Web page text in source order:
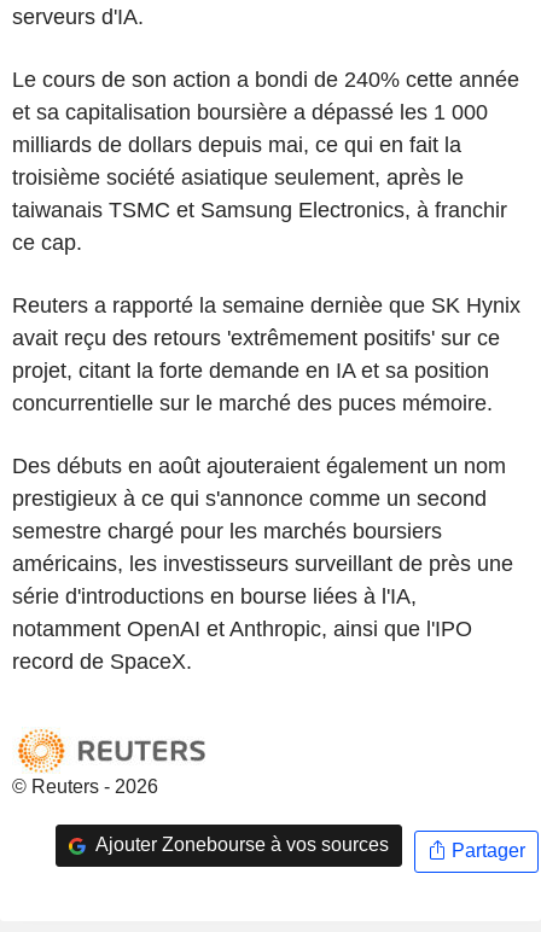
serveurs d'IA.
Le cours de son action a bondi de 240% cette année
et sa capitalisation boursière a dépassé les 1 000
milliards de dollars depuis mai, ce qui en fait la
troisième société asiatique seulement, après le
taiwanais TSMC et Samsung Electronics, à franchir
ce cap.
Reuters a rapporté la semaine dernièe que SK Hynix
avait reçu des retours 'extrêmement positifs' sur ce
projet, citant la forte demande en IA et sa position
concurrentielle sur le marché des puces mémoire.
Des débuts en août ajouteraient également un nom
prestigieux à ce qui s'annonce comme un second
semestre chargé pour les marchés boursiers
américains, les investisseurs surveillant de près une
série d'introductions en bourse liées à l'IA,
notamment OpenAI et Anthropic, ainsi que l'IPO
record de SpaceX.
© Reuters - 2026
Ajouter Zonebourse à vos sources Partager